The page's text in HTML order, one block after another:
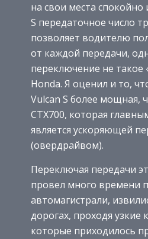
на свои места спокойно
S передаточное число
позволяет водителю
от каждой передачи,
переключение не такое
Honda. Я оценил и то,
Vulcan S более мощная,
CTX700, которая
является ускоряющей
(овердрайвом).
Переключая передачи
провел много времени
автомагистрали,
дорогах, проходя узкие
которые приходилось